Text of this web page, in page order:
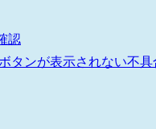
認
タンが表示されない不具